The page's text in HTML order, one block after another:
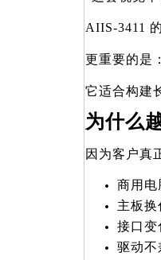
AIIS-3411
更重要的是：
它适合构建
为什么
因为客户真
商用电
主板换
接口变
驱动不